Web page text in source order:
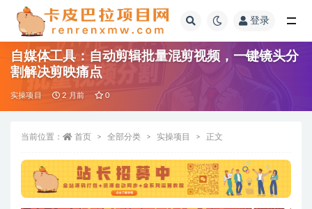
登录
自媒体工具：自动剪辑批量混剪视频，一键镜头分
割解决剪映痛点
实操项目 2 月前 0
当前位置： 首页 全部分类 实操项目 正文
全部